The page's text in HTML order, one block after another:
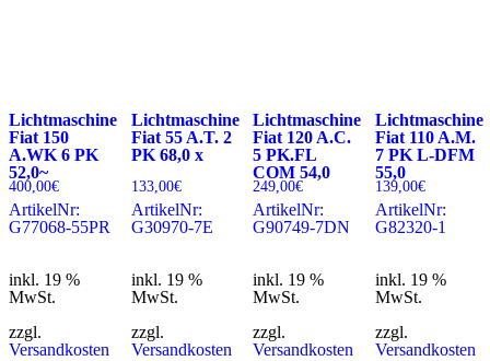
Lichtmaschine
Fiat 150
A.WK 6 PK
52,0~
400,00€
ArtikelNr:
G77068-55PR
inkl. 19 %
MwSt.
zzgl.
Versandkosten
Lichtmaschine
Fiat 55 A.T. 2
PK 68,0 x
133,00€
ArtikelNr:
G30970-7E
inkl. 19 %
MwSt.
zzgl.
Versandkosten
Lichtmaschine
Fiat 120 A.C.
5 PK.FL
COM 54,0
249,00€
ArtikelNr:
G90749-7DN
inkl. 19 %
MwSt.
zzgl.
Versandkosten
Lichtmaschine
Fiat 110 A.M.
7 PK L-DFM
55,0
139,00€
ArtikelNr:
G82320-1
inkl. 19 %
MwSt.
zzgl.
Versandkosten